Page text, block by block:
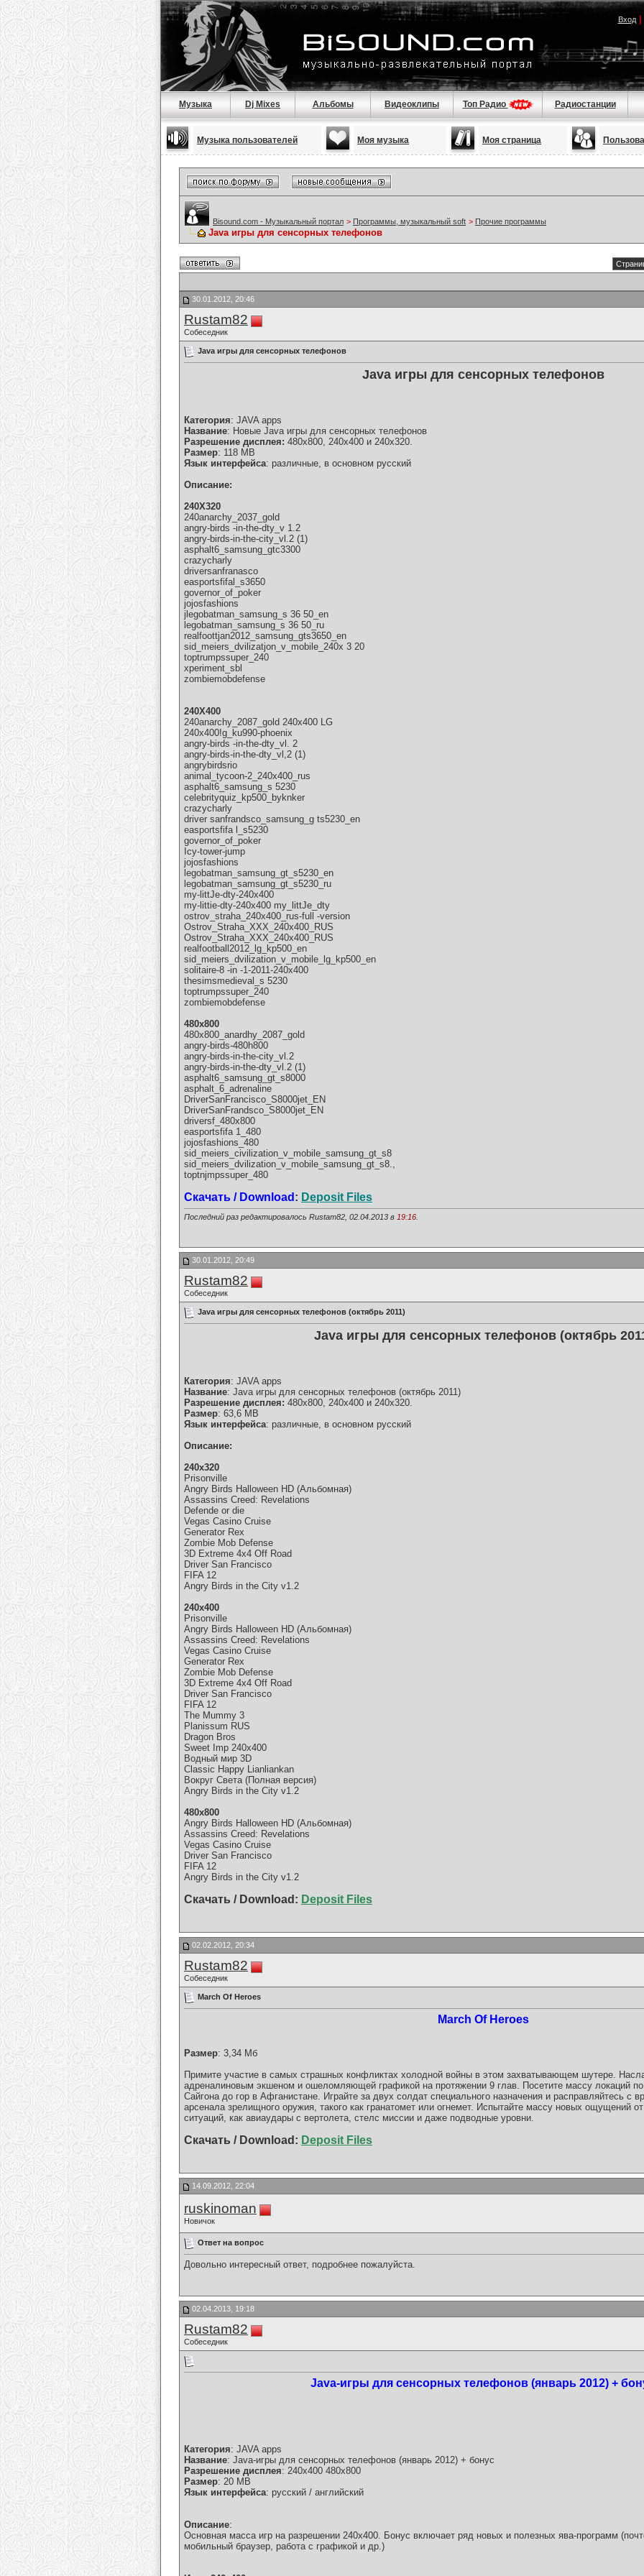
Вход|
Музыка Dj Mixes Альбомы Видеоклипы Топ Радио Радиостанции
Музыка пользователей Моя музыка Моя страница
Bisound.com - Музыкальный портал > Программы, музыкальный soft > Прочие программы
Java игры для сенсорных телефонов
30.01.2012, 20:46
Rustam82
Собеседник
Java игры для сенсорных телефонов
Java игры для сенсорных телефонов
Категория: JAVA apps
Название: Новые Java игры для сенсорных телефонов
Разрешение дисплея: 480х800, 240х400 и 240х320.
Размер: 118 MB
Язык интерфейса: различные, в основном русский
Описание:
240Х320
240anarchy_2037_gold
angry-birds -in-the-dty_v 1.2
angry-birds-in-the-city_vl.2 (1)
asphalt6_samsung_gtc3300
crazycharly
driversanfranasco
easportsfifal_s3650
governor_of_poker
jojosfashions
jlegobatman_samsung_s 36 50_en
legobatman_samsung_s 36 50_ru
realfoottjan2012_samsung_gts3650_en
sid_meiers_dvilizatjon_v_mobile_240x 3 20
toptrumpssuper_240
xperiment_sbl
zombiemobdefense
240Х400
240anarchy_2087_gold 240x400 LG
240x400!g_ku990-phoenix
angry-birds -in-the-dty_vl. 2
angry-birds-in-the-dty_vl,2 (1)
angrybirdsrio
animal_tycoon-2_240x400_rus
asphalt6_samsung_s 5230
celebrityquiz_kp500_byknker
crazycharly
driver sanfrandsco_samsung_g ts5230_en
easportsfifa l_s5230
governor_of_poker
Icy-tower-jump
jojosfashions
legobatman_samsung_gt_s5230_en
legobatman_samsung_gt_s5230_ru
my-littJe-dty-240x400
my-littie-dty-240x400 my_littJe_dty
ostrov_straha_240x400_rus-full -version
Ostrov_Straha_XXX_240x400_RUS
Ostrov_Straha_XXX_240x400_RUS
realfootball2012_lg_kp500_en
sid_meiers_dvilization_v_mobile_lg_kp500_en
solitaire-8 -in -1-2011-240x400
thesimsmedieval_s 5230
toptrumpssuper_240
zombiemobdefense
480x800
480x800_anardhy_2087_gold
angry-birds-480h800
angry-birds-in-the-city_vl.2
angry-birds-in-the-dty_vl.2 (1)
asphalt6_samsung_gt_s8000
asphalt_6_adrenaline
DriverSanFrancisco_S8000jet_EN
DriverSanFrandsco_S8000jet_EN
driversf_480x800
easportsfifa 1_480
jojosfashions_480
sid_meiers_civilization_v_mobile_samsung_gt_s8
sid_meiers_dvilization_v_mobile_samsung_gt_s8.,
toptnjmpssuper_480
Скачать / Download : Deposit Files
Последний раз редактировалось Rustam82, 02.04.2013 в 19:16
30.01.2012, 20:49
Rustam82
Собеседник
Java игры для сенсорных телефонов (октябрь 2011)
Java игры для сенсорных телефонов (октябрь
Категория: JAVA apps
Название: Java игры для сенсорных телефонов (октябрь 2011)
Разрешение дисплея: 480х800, 240х400 и 240х320.
Размер: 63,6 MB
Язык интерфейса: различные, в основном русский
Описание:
240х320
Prisonville
Angry Birds Halloween HD (Альбомная)
Assassins Creed: Revelations
Defende or die
Vegas Casino Cruise
Generator Rex
Zombie Mob Defense
3D Extreme 4x4 Off Road
Driver San Francisco
FIFA 12
Angry Birds in the City v1.2
240х400
Prisonville
Angry Birds Halloween HD (Альбомная)
Assassins Creed: Revelations
Vegas Casino Cruise
Generator Rex
Zombie Mob Defense
3D Extreme 4x4 Off Road
Driver San Francisco
FIFA 12
The Mummy 3
Planissum RUS
Dragon Bros
Sweet Imp 240х400
Водный мир 3D
Classic Happy Lianliankan
Вокруг Света (Полная версия)
Angry Birds in the City v1.2
480х800
Angry Birds Halloween HD (Альбомная)
Assassins Creed: Revelations
Vegas Casino Cruise
Driver San Francisco
FIFA 12
Angry Birds in the City v1.2
Скачать / Download: Deposit Files
02.02.2012, 20:34
Rustam82
Собеседник
March Of Heroes
March Of Heroes
Размер: 3,34 Мб
Примите участие в самых страшных конфликтах холодной войны в этом захватывающем шутере.
адреналиновым экшеном и ошеломляющей графикой на протяжении 9 глав. Посетите массу локаций
Сайгона до гор в Афганистане. Играйте за двух солдат специального назначения и расправляйтесь с
арсенала зрелищного оружия, такого как гранатомет или огнемет. Испытайте массу новых ощущений
ситуаций, как авиаудары с вертолета, стелс миссии и даже подводные уровни.
Скачать / Download: Deposit Files
14.09.2012, 22:04
ruskinoman
Новичок
Ответ на вопрос
Довольно интересный ответ, подробнее пожалуйста.
02.04.2013, 19:18
Rustam82
Собеседник
Java-игры для сенсорных телефонов (январь 2012) +
Категория: JAVA apps
Название: Java-игры для сенсорных телефонов (январь 2012) + бонус
Разрешение дисплея: 240x400 480x800
Размер: 20 MB
Язык интерфейса: русский / английский
Описание:
Основная масса игр на разрешении 240х400. Бонус включает ряд новых и полезных ява-программ
мобильный браузер, работа с графикой и др.)